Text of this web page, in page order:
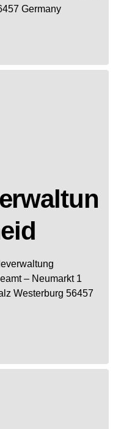
Germany
– Neumarkt 1
Westerburg 56457